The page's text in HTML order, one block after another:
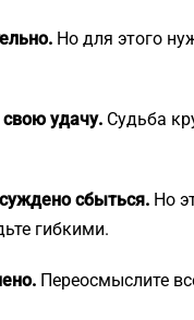
Но для этого
удачу. Судьба
сбыться. Но
гибкими.
Переосмыслите